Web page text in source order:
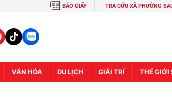
BÁO GIẤY TRA CỨU XÃ PHƯỜNG
VĂN HÓA DU LỊCH GIẢI TRÍ THẾ GIỚI